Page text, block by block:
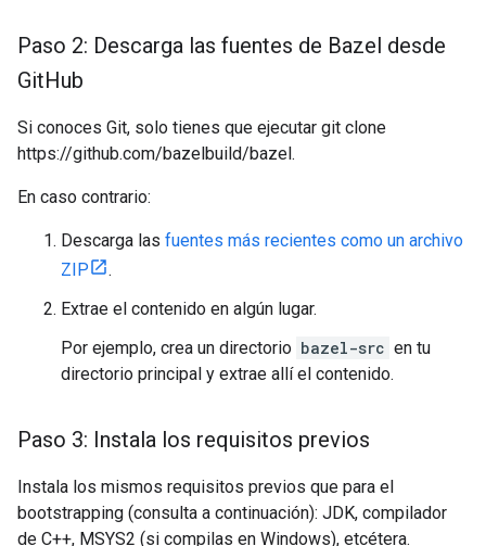
Paso 2: Descarga las fuentes de Bazel desde
GitHub
Si conoces Git, solo tienes que ejecutar git clone
https://github.com/bazelbuild/bazel.
En caso contrario:
Descarga las fuentes más recientes como un archivo
ZIP
.
Extrae el contenido en algún lugar.
Por ejemplo, crea un directorio bazel-src en tu
directorio principal y extrae allí el contenido.
Paso 3: Instala los requisitos previos
Instala los mismos requisitos previos que para el
bootstrapping (consulta a continuación): JDK, compilador
de C++, MSYS2 (si compilas en Windows), etcétera.